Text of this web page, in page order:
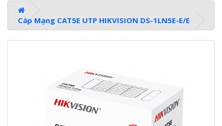
Cáp Mạng CAT5E UTP HIKVISION DS-1LN5E-E/E